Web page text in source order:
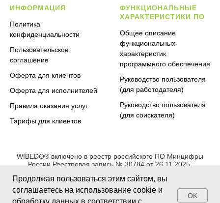
ИНФОРМАЦИЯ
Политика
конфиденциальности
Пользовательское
соглашение
Оферта для клиентов
Оферта для исполнителей
Правила оказания услуг
Тарифы для клиентов
ФУНКЦИОНАЛЬНЫЕ
ХАРАКТЕРИСТИКИ ПО
Общее описание
функциональных
характеристик
программного обеспечения
Руководство пользователя
(для работодателя)
Руководство пользователя
(для соискателя)
WIBEDO® включено в реестр российского ПО Минцифры
России Реестровая запись № 30784 от 26.11.2025.
(свидетельство о госрегистрации программы для ЭВМ №
2025681903 от 20.08.2025).
оферте
Продолжая пользоваться этим сайтом, вы
соглашаетесь на использование cookie и
обработку данных в соответствии с
OK